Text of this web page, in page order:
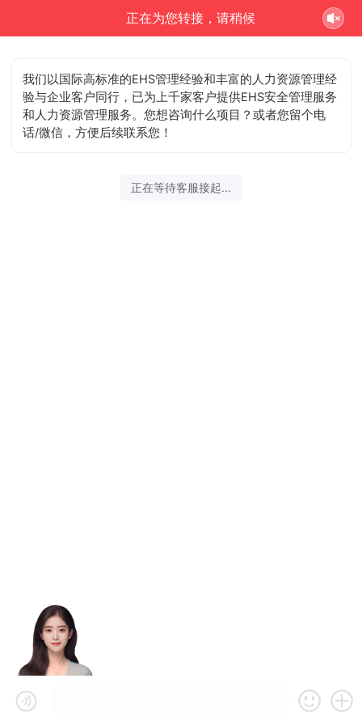
正在为您转接，请稍候
我们以国际高标准的EHS管理经验和丰富的人力资源管理经
验与企业客户同行，已为上千家客户提供EHS安全管理服务
和人力资源管理服务。您想咨询什么项目？或者您留个电
话/微信，方便后续联系您！
正在等待客服接起...